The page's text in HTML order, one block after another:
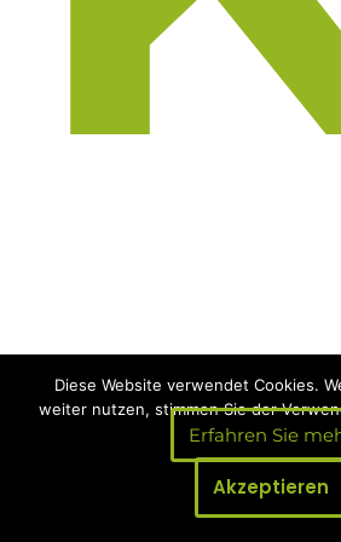
Diese Website verwendet Cookies.
weiter nutzen, stimmen Sie der
Erfahren Sie
Akzeptieren